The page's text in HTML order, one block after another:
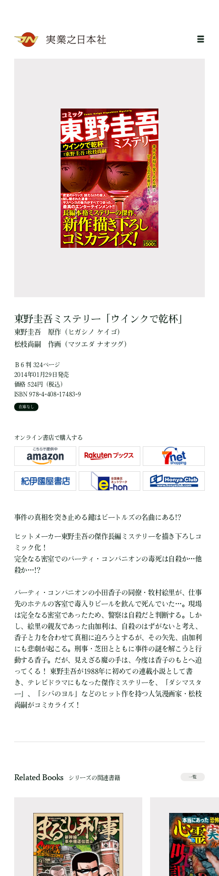
東野圭吾ミステリー「ウインクで乾杯」
東野圭吾 原作 （ヒガシノ ケイゴ）
松枝尚嗣
作画 （マツエダ ナオツグ）
Ｂ６判 324ページ
2014年01月29日発売
価格 524円（税込）
ISBN 978-4-408-17483-9
在庫なし
オンライン書店で購入する
事件の真相を突き止める鍵はビートルズの名曲にある!?
ヒットメーカー東野圭吾の傑作長編ミステリーを描き下ろしコ
ミック化！
完全なる密室でのパーティ・コンパニオンの毒死は自殺か…他
殺か…!?
パーティ・コンパニオンの小田香子の同僚・牧村絵里が、仕事
先のホテルの客室で毒入りビールを飲んで死んでいた…。現場
は完全なる密室であったため、警察は自殺だと判断する。しか
し、絵里の親友であった由加利は、自殺のはずがないと考え、
香子と力を合わせて真相に迫ろうとするが、その矢先、由加利
にも悲劇が起こる。刑事・芝田とともに事件の謎を解こうと行
動する香子。だが、見えざる魔の手は、今度は香子のもとへ迫
ってくる！ 東野圭吾が1988年に初めての連載小説として書
き、テレビドラマにもなった傑作ミステリーを、「ダシマスタ
ー」、「シバのヨル」などのヒット作を持つ人気漫画家・松枝
尚嗣がコミカライズ！
Related Books シリーズの関連書籍 一覧